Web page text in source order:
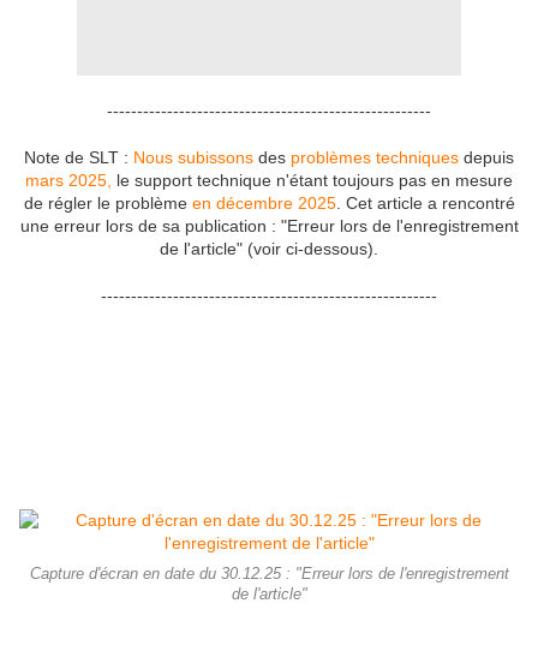
------------------------------------------------------
Note de SLT : Nous subissons des problèmes techniques depuis
mars 2025, le support technique n'étant toujours pas en mesure
de régler le problème en décembre 2025. Cet article a rencontré
une erreur lors de sa publication : "Erreur lors de l'enregistrement
de l'article" (voir ci-dessous).
--------------------------------------------------------
Capture d'écran en date du 30.12.25 : "Erreur lors de l'enregistrement
de l'article"